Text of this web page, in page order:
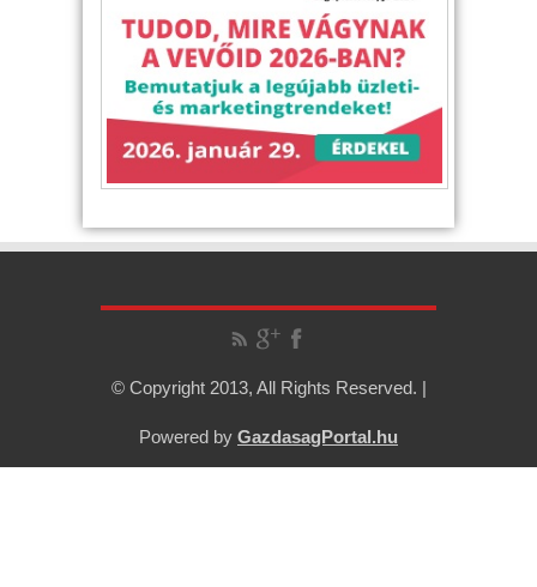
© Copyright 2013, All Rights Reserved. |
Powered by GazdasagPortal.hu